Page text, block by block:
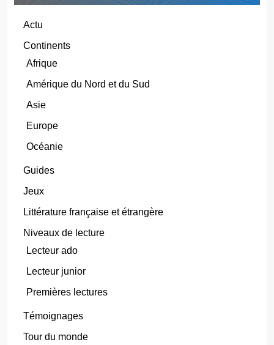
Actu
Continents
Afrique
Amérique du Nord et du Sud
Asie
Europe
Océanie
Guides
Jeux
Littérature française et étrangère
Niveaux de lecture
Lecteur ado
Lecteur junior
Premières lectures
Témoignages
Tour du monde